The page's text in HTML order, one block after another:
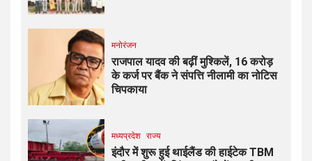
मनोरंजन
राजपाल यादव की बढ़ीं मुश्किलें, ₹16 करोड़
के कर्ज पर बैंक ने संपत्ति नीलामी का नोटिस
चिपकाया
मध्यप्रदेश राज्य
इंदौर में शुरू हुई थाईलैंड की हाईटेक TBM